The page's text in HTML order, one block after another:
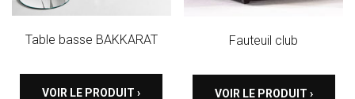
Table basse BAKKARAT
VOIR LE PRODUIT ›
Fauteuil club
VOIR LE PRODUIT ›